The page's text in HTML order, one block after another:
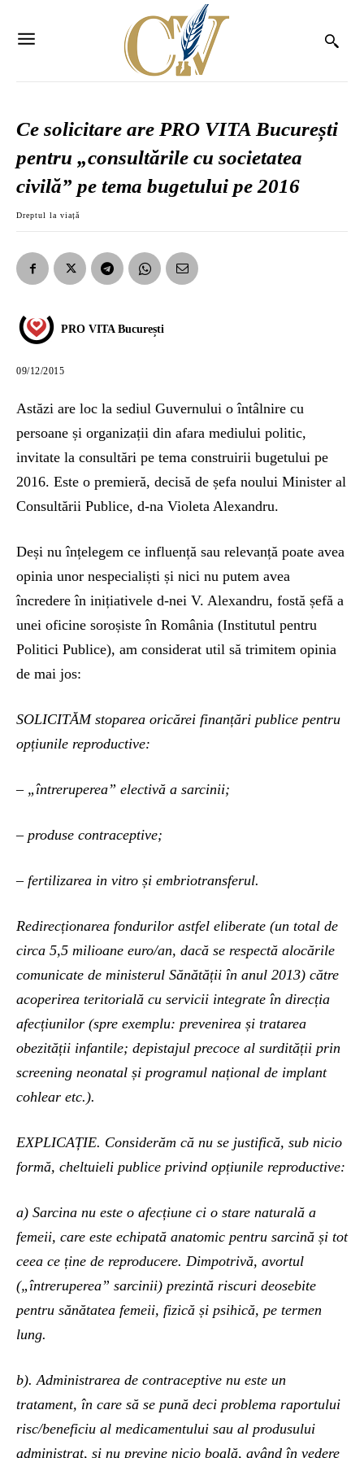
Ce solicitare are PRO VITA București
pentru „consultările cu societatea
civilă” pe tema bugetului pe 2016
Dreptul la viață
PRO VITA București
09/12/2015
Astăzi are loc la sediul Guvernului o întâlnire cu
persoane și organizații din afara mediului politic,
invitate la consultări pe tema construirii bugetului pe
2016. Este o premieră, decisă de șefa noului Minister al
Consultării Publice, d-na Violeta Alexandru.
Deși nu înțelegem ce influență sau relevanță poate avea
opinia unor nespecialiști și nici nu putem avea
încredere în inițiativele d-nei V. Alexandru, fostă șefă a
unei oficine soroșiste în România (Institutul pentru
Politici Publice), am considerat util să trimitem opinia
de mai jos:
SOLICITĂM stoparea oricărei finanțări publice pentru
opțiunile reproductive:
– „întreruperea” electivă a sarcinii;
– produse contraceptive;
– fertilizarea in vitro și embriotransferul.
Redirecționarea fondurilor astfel eliberate (un total de
circa 5,5 milioane euro/an, dacă se respectă alocările
comunicate de ministerul Sănătății în anul 2013) către
acoperirea teritorială cu servicii integrate în direcția
afecțiunilor (spre exemplu: prevenirea și tratarea
obezității infantile; depistajul precoce al surdității prin
screening neonatal și programul național de implant
cohlear etc.).
EXPLICAȚIE. Considerăm că nu se justifică, sub nicio
formă, cheltuieli publice privind opțiunile reproductive:
a) Sarcina nu este o afecțiune ci o stare naturală a
femeii, care este echipată anatomic pentru sarcină și tot
ceea ce ține de reproducere. Dimpotrivă, avortul
(„întreruperea” sarcinii) prezintă riscuri deosebite
pentru sănătatea femeii, fizică și psihică, pe termen
lung.
b). Administrarea de contraceptive nu este un
tratament, în care să se pună deci problema raportului
risc/beneficiu al medicamentului sau al produsului
administrat, și nu previne nicio boală, având în vedere